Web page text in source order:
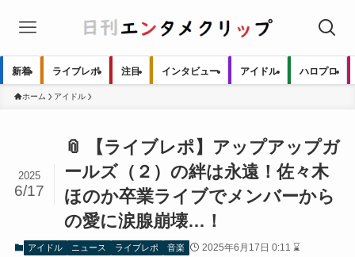
新着 ライブレポ 注目 インタビュー アイドル ハロプロ
ホーム アイドル
📎 【ライブレポ】アップアップガ
ールズ（２）の絆は永遠！佐々木
ほのか卒業ライブでメンバーから
の愛に涙腺崩壊…！
2025
6/17
アイドル ニュース ライブレポ 音楽 2025年6月17日 0:11 ⌛